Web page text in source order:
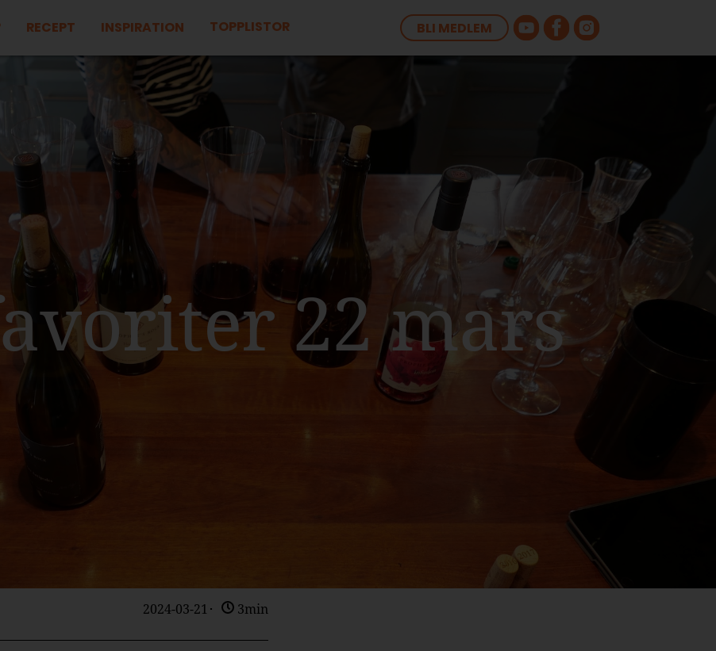
BLI MEDLEM
RECEPT INSPIRATION TOPPLISTOR
22 mars
2024-03-21 3min